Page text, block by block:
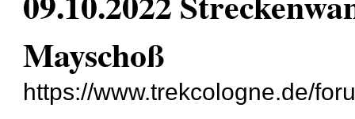
Mayschoß
https://www.trekcologne.de/